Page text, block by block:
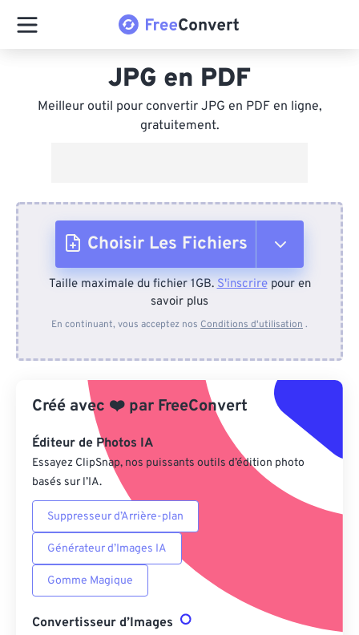
JPG en PDF
Meilleur outil pour convertir JPG en PDF en ligne,
gratuitement.
Choisir Les Fichiers
Depuis l'appareil
Depuis Google Drive
Depuis OneDrive
Depuis l'URL
Taille maximale du fichier 1GB.S'inscrirepour en
savoir plus
En continuant, vous acceptez nos Conditions d'utilisation .
Créé avec ❤️ par FreeConvert
Éditeur de Photos IA
Essayez ClipSnap, nos puissants outils d’édition photo
basés sur l’IA.
Suppresseur d’Arrière-plan
Générateur d’Images IA
Gomme Magique
Convertisseur d’Images